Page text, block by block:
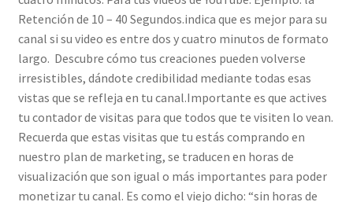
Retención de 10 – 40 Segundos.indica que es mejor para su
canal si su video es entre dos y cuatro minutos de formato
largo. Descubre cómo tus creaciones pueden volverse
irresistibles, dándote credibilidad mediante todas esas
vistas que se refleja en tu canal.Importante es que actives
tu contador de visitas para que todos que te visiten lo vean.
Recuerda que estas visitas que tu estás comprando en
nuestro plan de marketing, se traducen en horas de
visualización que son igual o más importantes para poder
monetizar tu canal. Es como el viejo dicho: “sin horas de